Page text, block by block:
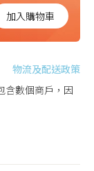
加入購物車
物流及配送政策
含數個商戶，因